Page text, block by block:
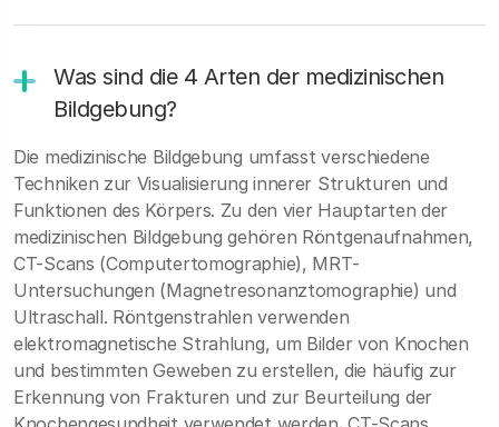
Was sind die 4 Arten der medizinischen
Bildgebung?
Die medizinische Bildgebung umfasst verschiedene
Techniken zur Visualisierung innerer Strukturen und
Funktionen des Körpers. Zu den vier Hauptarten der
medizinischen Bildgebung gehören Röntgenaufnahmen,
CT-Scans (Computertomographie), MRT-
Untersuchungen (Magnetresonanztomographie) und
Ultraschall. Röntgenstrahlen verwenden
elektromagnetische Strahlung, um Bilder von Knochen
und bestimmten Geweben zu erstellen, die häufig zur
Erkennung von Frakturen und zur Beurteilung der